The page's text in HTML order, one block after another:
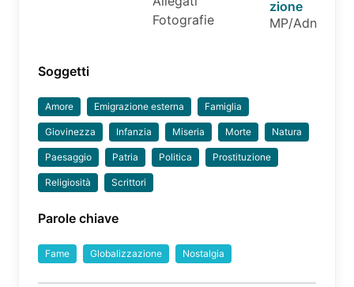
Fotografie
zione
MP/Adn
Soggetti
Amore Emigrazione esterna Famiglia
Giovinezza Infanzia Miseria Morte Natura
Paesaggio Patria Politica Prostituzione
Religiosità Scrittori
Parole chiave
Fame Globalizzazione Nostalgia